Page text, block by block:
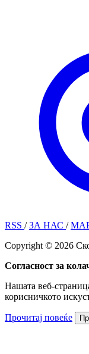
RSS /ЗА НАС /
Copyright © 2026
Согласност за
Нашата веб-
корисничкото
Прочитај повеќе